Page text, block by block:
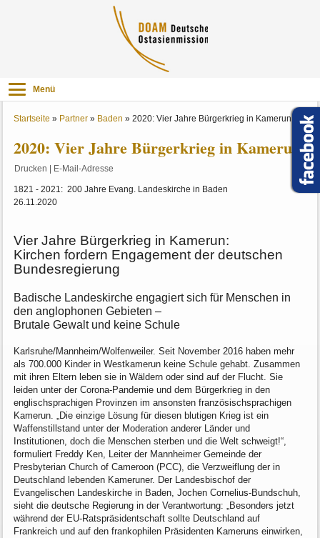
Menü
Startseite » Partner » Baden »2020: Vier Jahre Bürgerkrieg in Kamerun
2020: Vier Jahre Bürgerkrieg in Kamerun
Drucken E-Mail-Adresse
1821 - 2021: 200 Jahre Evang. Landeskirche in Baden
26.11.2020
Vier Jahre Bürgerkrieg in Kamerun:
Kirchen fordern Engagement der deutschen
Bundesregierung
Badische Landeskirche engagiert sich für Menschen in
den anglophonen Gebieten –
Brutale Gewalt und keine Schule
Karlsruhe/Mannheim/Wolfenweiler. Seit November 2016 haben mehr
als 700.000 Kinder in Westkamerun keine Schule gehabt. Zusammen
mit ihren Eltern leben sie in Wäldern oder sind auf der Flucht. Sie
leiden unter der Corona-Pandemie und dem Bürgerkrieg in den
englischsprachigen Provinzen im ansonsten französischsprachigen
Kamerun. „Die einzige Lösung für diesen blutigen Krieg ist ein
Waffenstillstand unter der Moderation anderer Länder und
Institutionen, doch die Menschen sterben und die Welt schweigt!“,
formuliert Freddy Ken, Leiter der Mannheimer Gemeinde der
Presbyterian Church of Cameroon (PCC), die Verzweiflung der in
Deutschland lebenden Kameruner. Der Landesbischof der
Evangelischen Landeskirche in Baden, Jochen Cornelius-Bundschuh,
sieht die deutsche Regierung in der Verantwortung: „Besonders jetzt
während der EU-Ratspräsidentschaft sollte Deutschland auf
Frankreich und auf den frankophilen Präsidenten Kameruns einwirken,